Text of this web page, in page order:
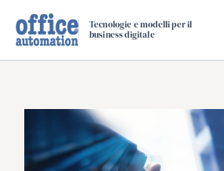
Tecnologie e modelli per il
business digitale
TAVOLE ROTONDE DI REDAZIONE
DAL MERCATO